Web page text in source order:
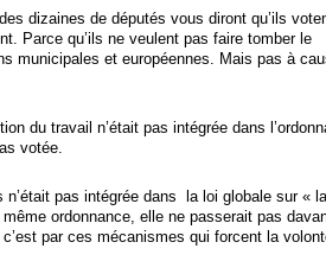
dizaines de députés vous diront qu’ils
Parce qu’ils ne veulent pas faire tomber le
municipales et européennes. Mais pas à
du travail n’était pas intégrée dans
votée.
pas intégrée dans la loi globale sur « la
ordonnance, elle ne passerait pas
par ces mécanismes qui forcent la